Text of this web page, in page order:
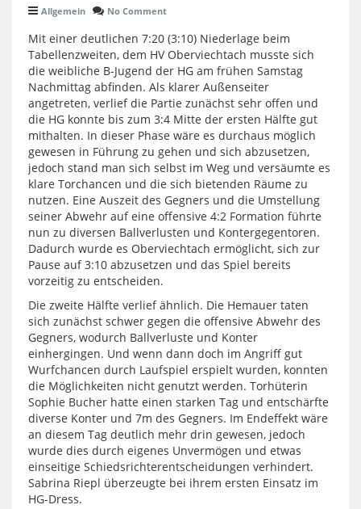
Allgemein No Comment
Mit einer deutlichen 7:20 (3:10) Niederlage beim
Tabellenzweiten, dem HV Oberviechtach musste sich
die weibliche B-Jugend der HG am frühen Samstag
Nachmittag abfinden. Als klarer Außenseiter
angetreten, verlief die Partie zunächst sehr offen und
die HG konnte bis zum 3:4 Mitte der ersten Hälfte gut
mithalten. In dieser Phase wäre es durchaus möglich
gewesen in Führung zu gehen und sich abzusetzen,
jedoch stand man sich selbst im Weg und versäumte es
klare Torchancen und die sich bietenden Räume zu
nutzen. Eine Auszeit des Gegners und die Umstellung
seiner Abwehr auf eine offensive 4:2 Formation führte
nun zu diversen Ballverlusten und Kontergegentoren.
Dadurch wurde es Oberviechtach ermöglicht, sich zur
Pause auf 3:10 abzusetzen und das Spiel bereits
vorzeitig zu entscheiden.
Die zweite Hälfte verlief ähnlich. Die Hemauer taten
sich zunächst schwer gegen die offensive Abwehr des
Gegners, wodurch Ballverluste und Konter
einhergingen. Und wenn dann doch im Angriff gut
Wurfchancen durch Laufspiel erspielt wurden, konnten
die Möglichkeiten nicht genutzt werden. Torhüterin
Sophie Bucher hatte einen starken Tag und entschärfte
diverse Konter und 7m des Gegners. Im Endeffekt wäre
an diesem Tag deutlich mehr drin gewesen, jedoch
wurde dies durch eigenes Unvermögen und etwas
einseitige Schiedsrichterentscheidungen verhindert.
Sabrina Riepl überzeugte bei ihrem ersten Einsatz im
HG-Dress.